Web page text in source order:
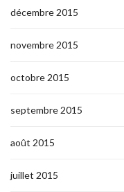
décembre 2015
novembre 2015
octobre 2015
septembre 2015
août 2015
juillet 2015